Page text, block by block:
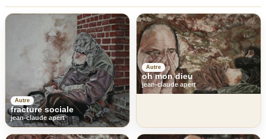
Autre
fracture sociale
jean-claude apert
Autre
oh mon dieu
jean-claude apert